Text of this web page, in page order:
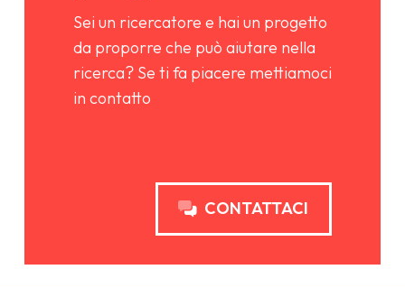
Sei un ricercatore e hai un progetto
da proporre che può aiutare nella
ricerca? Se ti fa piacere mettiamoci
in contatto
CONTATTACI